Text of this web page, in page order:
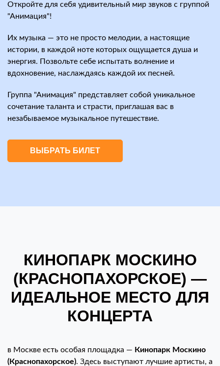
Откройте для себя удивительный мир звуков с группой
"Анимация"!
Их музыка — это не просто мелодии, а настоящие
истории, в каждой ноте которых ощущается душа и
энергия. Позвольте себе испытать волнение и
вдохновение, наслаждаясь каждой их песней.
Группа "Анимация" представляет собой уникальное
сочетание таланта и страсти, приглашая вас в
незабываемое музыкальное путешествие.
ВЫБРАТЬ БИЛЕТ
КИНОПАРК МОСКИНО
(КРАСНОПАХОРСКОЕ) —
ИДЕАЛЬНОЕ МЕСТО ДЛЯ
КОНЦЕРТА
в Москве есть особая площадка — Кинопарк Москино
(Краснопахорское). Здесь выступают лучшие артисты, а